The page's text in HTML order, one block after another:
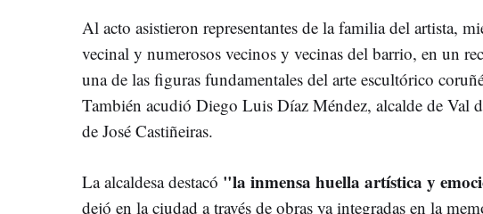
Al acto asistieron representantes de la familia del artista,
vecinal y numerosos vecinos y vecinas del barrio, en un
una de las figuras fundamentales del arte escultórico
También acudió Diego Luis Díaz Méndez, alcalde de Val
de José Castiñeiras.
La alcaldesa destacó "la inmensa huella artística y
dejó en la ciudad a través de obras ya integradas en la